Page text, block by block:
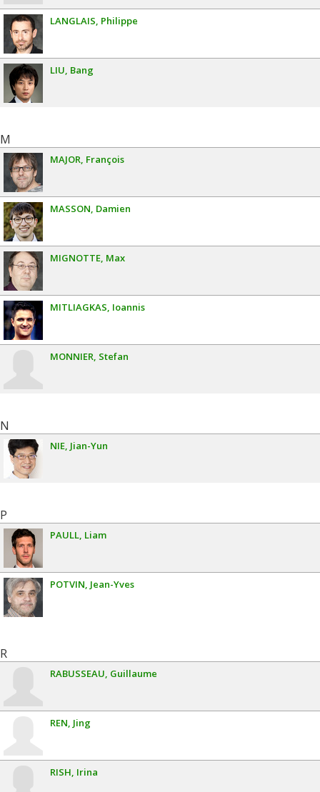
LANGLAIS Philippe
LIU Bang
M
MAJOR François
MASSON Damien
MIGNOTTE Max
MITLIAGKAS Ioannis
MONNIER Stefan
N
NIE Jian-Yun
P
PAULL Liam
POTVIN Jean-Yves
R
RABUSSEAU Guillaume
REN Jing
RISH Irina